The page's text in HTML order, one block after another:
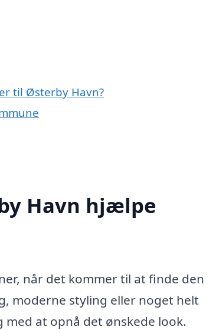
til Østerby Havn?
Havn hjælpe
når det kommer til at finde den
moderne styling eller noget helt
at opnå det ønskede look.